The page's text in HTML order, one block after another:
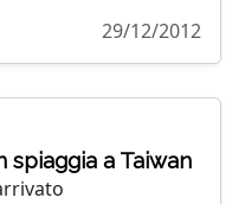
29/12/2012
spiaggia a Taiwan